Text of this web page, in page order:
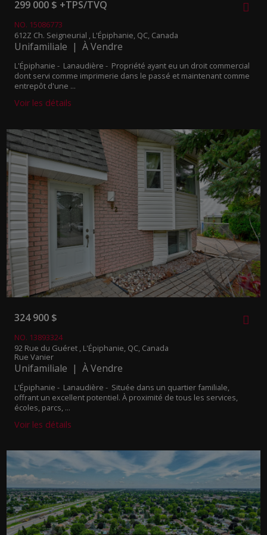
299 000 $ +TPS/TVQ
NO. 15086773
612Z Ch. Seigneurial , L'Épiphanie, QC, Canada
Unifamiliale | À Vendre
L'Épiphanie - Lanaudière - Propriété ayant eu un droit commercial
dont servi comme imprimerie dans le passé et maintenant comme
entrepôt d'une ...
Voir les détails
324 900 $
NO. 13893324
92 Rue du Guéret , L'Épiphanie, QC, Canada
Rue Vanier
Unifamiliale | À Vendre
L'Épiphanie - Lanaudière - Située dans un quartier familiale,
offrant un excellent potentiel. À proximité de tous les services,
écoles, parcs, ...
Voir les détails